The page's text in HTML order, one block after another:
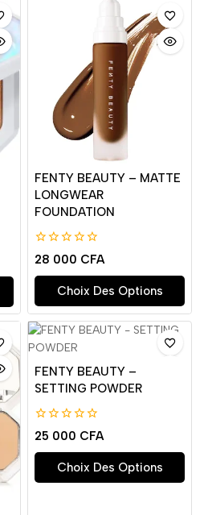
FENTY BEAUTY – MATTE
LONGWEAR
FOUNDATION
0
de
5
28 000 CFA
Choix Des Options
FENTY BEAUTY –
SETTING POWDER
0
de
5
25 000 CFA
Choix Des Options